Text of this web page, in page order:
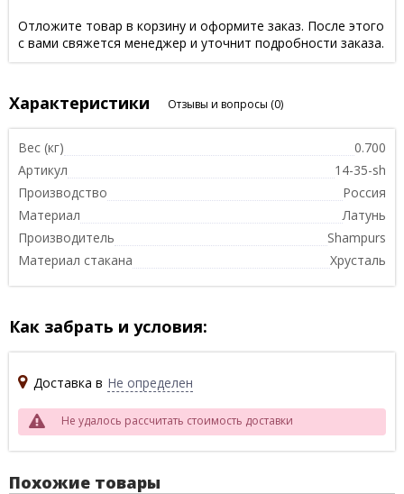
Отложите товар в корзину и оформите заказ. После этого
с вами свяжется менеджер и уточнит подробности заказа.
Характеристики Отзывы и вопросы (0)
Вес (кг)
0.700
Артикул
14-35-sh
Производство
Россия
Материал
Латунь
Производитель
Shampurs
Материал стакана
Хрусталь
Как забрать и условия:
Доставка в Не определен
Не удалось рассчитать стоимость доставки
Похожие товары